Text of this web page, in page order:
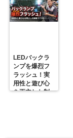
R31GONTA
LEDバックラ
ンプを爆烈フ
ラッシュ！実
用性と遊び心
を両立した制